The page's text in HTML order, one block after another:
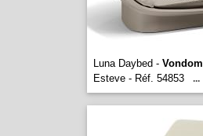
Luna Daybed - Vondom
Esteve - Réf. 54853
...